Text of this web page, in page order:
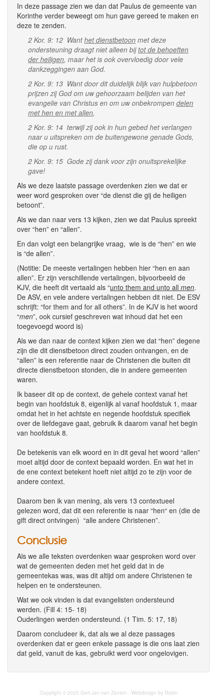
In deze passage zien we dan dat Paulus de gemeente van
Korinthe verder beweegt om hun gave gereed te maken en
deze te zenden.
2 Kor. 9: 12 Wanthet dienstbetoon met deze
ondersteuning draagt niet alleen bijtot de behoeften
der heiligen, maar het is ook overvloedig door vele
dankzeggingen aan God.
2 Kor. 9: 13 Want door dit duidelijk blijk van hulpbetoon
prijzen zij God om uw gehoorzaam belijden van het
evangelie van Christus en om uw onbekrompen delen
met hen en met allen,
2 Kor. 9: 14 terwijl zij ook in hun gebed het verlangen
naar u uitspreken om de buitengewone genade Gods,
die op u rust.
2 Kor. 9: 15 Gode zij dank voor zijn onuitsprekelijke
gave!
Als we deze laatste passage overdenken zien we dat er
weer word gesproken over “de dienst die gij de heiligen
betoont”.
Als we dan naar vers 13 kijken, zien we dat Paulus spreekt
over “hen” en “allen”.
En dan volgt een belangrijke vraag, wie is de “hen” en wie
is “de allen”.
(Notitie: De meeste vertalingen hebben hier “hen en aan
allen”. Er zijn verschillende vertalingen, bijvoorbeeld de
KJV, die heeft dit vertaald als “unto them and unto all men.
De ASV, en vele andere vertalingen hebben dit niet. De ESV
schrijft: “for them and for all others”. In de KJV is het woord
“men”, ook cursief geschreven wat inhoud dat het een
toegevoegd woord is)
Als we dan naar de context kijken zien we dat “hen” degene
zijn die dit dienstbetoon direct zouden ontvangen, en de
“allen” is een referentie naar de Christenen die buiten dit
directe dienstbetoon stonden, die in andere gemeenten
waren.
Ik baseer dit op de context, de gehele context vanaf het
begin van hoofdstuk 8, eigenlijk al vanaf hoofdstuk 1, maar
omdat het in het achtste en negende hoofdstuk specifiek
over de liefdegave gaat, gebruik ik daarom vanaf het begin
van hoofdstuk 8.
De betekenis van elk woord en in dit geval het woord “allen”
moet altijd door de context bepaald worden. En wat het in
de ene context betekent hoeft niet altijd zo te zijn voor de
andere context.
Daarom ben ik van mening, als vers 13 contextueel
gelezen word, dat dit een referentie is naar “hen“ en (die de
gift direct ontvingen) “alle andere Christenen”.
Conclusie
Als we alle teksten overdenken waar gesproken word over
wat de gemeenten deden met het geld dat in de
gemeentekas was, was dit altijd om andere Christenen te
helpen en te ondersteunen.
Wat we ook vinden is dat evangelisten ondersteund
werden. (Fill 4: 15- 18)
Ouderlingen werden ondersteund. (1 Tim. 5: 17, 18)
Daarom concludeer ik, dat als we al deze passages
overdenken dat er geen enkele passage is die ons laat zien
dat geld, vanuit de kas, gebruikt werd voor ongelovigen.
Copyright © 2025 Gert-Jan van Zanten · Webdesign by Robin